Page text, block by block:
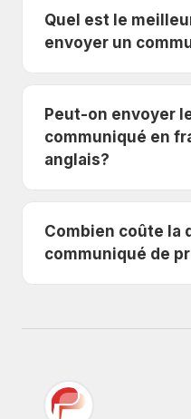
Quel est le
envoyer un
Peut-on envoyer
communiqué en
anglais?
Combien coûte la
communiqué de